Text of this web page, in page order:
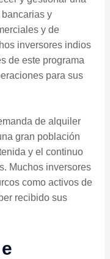
y
y de
inversores indios
de este programa
para sus
de alquiler
gran población
y el continuo
Muchos inversores
como activos de
recibido sus